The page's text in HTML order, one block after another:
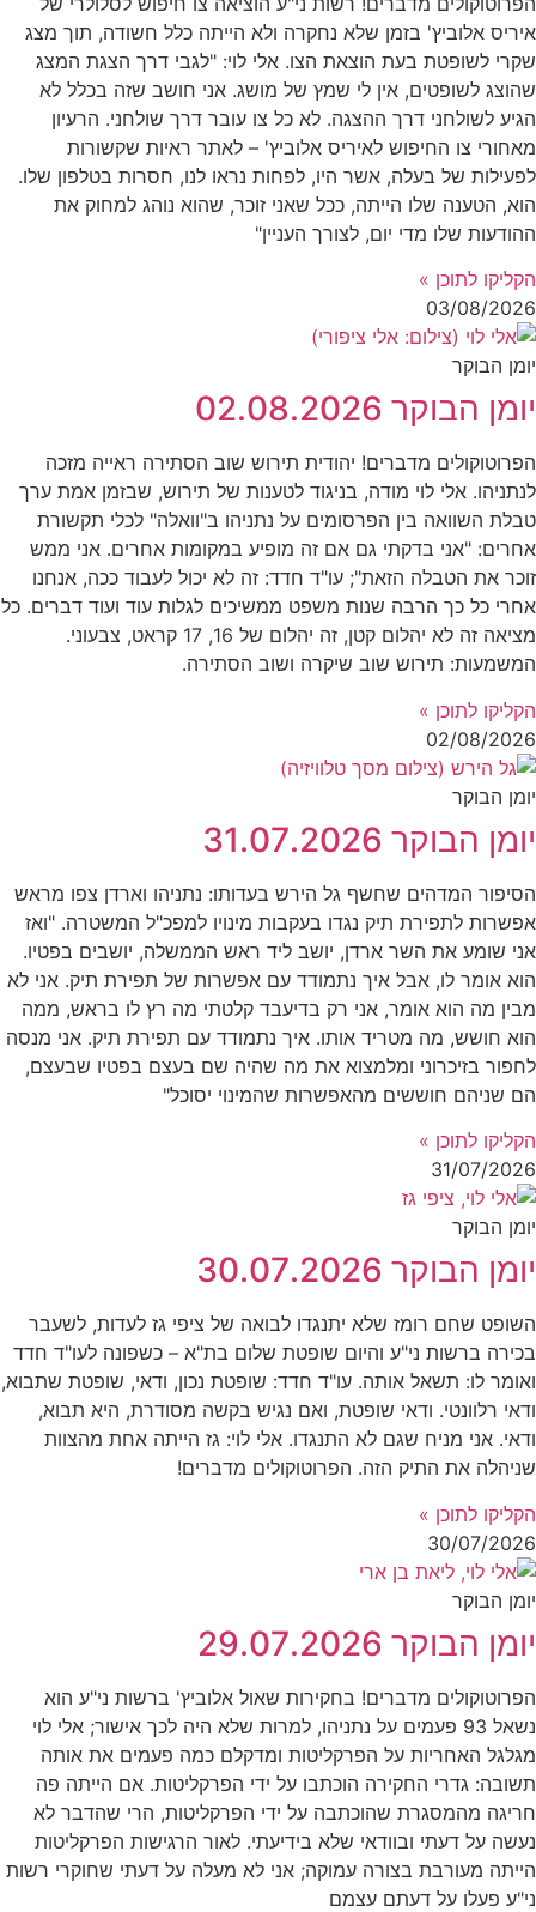
איריס אלוביץ' בזמן שלא נחקרה ולא הייתה כלל חשודה, תוך מצג
שקרי לשופטת בעת הוצאת הצו. אלי לוי: "לגבי דרך הצגת המצג
שהוצג לשופטים, אין לי שמץ של מושג. אני חושב שזה בכלל לא
הגיע לשולחני דרך ההצגה. לא כל צו עובר דרך שולחני. הרעיון
מאחורי צו החיפוש לאיריס אלוביץ' – לאתר ראיות שקשורות
לפעילות של בעלה, אשר היו, לפחות נראו לנו, חסרות בטלפון שלו.
הוא, הטענה שלו הייתה, ככל שאני זוכר, שהוא נוהג למחוק את
ההודעות שלו מדי יום, לצורך העניין"
הקליקו לתוכן »
03/08/2026
יומן הבוקר
יומן הבוקר 02.08.2026
הפרוטוקולים מדברים! יהודית תירוש שוב הסתירה ראייה מזכה
לנתניהו. אלי לוי מודה, בניגוד לטענות של תירוש, שבזמן אמת ערך
טבלת השוואה בין הפרסומים על נתניהו ב"וואלה" לכלי תקשורת
אחרים: "אני בדקתי גם אם זה מופיע במקומות אחרים. אני ממש
זוכר את הטבלה הזאת"; עו"ד חדד: זה לא יכול לעבוד ככה, אנחנו
אחרי כל כך הרבה שנות משפט ממשיכים לגלות עוד ועוד דברים. כל
מציאה זה לא יהלום קטן, זה יהלום של 16, 17 קראט, צבעוני.
המשמעות: תירוש שוב שיקרה ושוב הסתירה.
הקליקו לתוכן »
02/08/2026
יומן הבוקר
יומן הבוקר 31.07.2026
הסיפור המדהים שחשף גל הירש בעדותו: נתניהו וארדן צפו מראש
אפשרות לתפירת תיק נגדו בעקבות מינויו למפכ"ל המשטרה. "ואז
אני שומע את השר ארדן, יושב ליד ראש הממשלה, יושבים בפטיו.
הוא אומר לו, אבל איך נתמודד עם אפשרות של תפירת תיק. אני לא
מבין מה הוא אומר, אני רק בדיעבד קלטתי מה רץ לו בראש, ממה
הוא חושש, מה מטריד אותו. איך נתמודד עם תפירת תיק. אני מנסה
לחפור בזיכרוני ומלמצוא את מה שהיה שם בעצם בפטיו שבעצם,
הם שניהם חוששים מהאפשרות שהמינוי יסוכל"
הקליקו לתוכן »
31/07/2026
יומן הבוקר
יומן הבוקר 30.07.2026
השופט שחם רומז שלא יתנגדו לבואה של ציפי גז לעדות, לשעבר
בכירה ברשות ני"ע והיום שופטת שלום בת"א – כשפונה לעו"ד חדד
ואומר לו: תשאל אותה. עו"ד חדד: שופטת נכון, ודאי, שופטת שתבוא,
ודאי רלוונטי. ודאי שופטת, ואם נגיש בקשה מסודרת, היא תבוא,
ודאי. אני מניח שגם לא התנגדו. אלי לוי: גז הייתה אחת מהצוות
שניהלה את התיק הזה. הפרוטוקולים מדברים!
הקליקו לתוכן »
30/07/2026
יומן הבוקר
יומן הבוקר 29.07.2026
הפרוטוקולים מדברים! בחקירות שאול אלוביץ' ברשות ני"ע הוא
נשאל 93 פעמים על נתניהו, למרות שלא היה לכך אישור; אלי לוי
מגלגל האחריות על הפרקליטות ומדקלם כמה פעמים את אותה
תשובה: גדרי החקירה הוכתבו על ידי הפרקליטות. אם הייתה פה
חריגה מהמסגרת שהוכתבה על ידי הפרקליטות, הרי שהדבר לא
נעשה על דעתי ובוודאי שלא בידיעתי. לאור הרגישות הפרקליטות
הייתה מעורבת בצורה עמוקה; אני לא מעלה על דעתי שחוקרי רשות
ני"ע פעלו על דעתם עצמם